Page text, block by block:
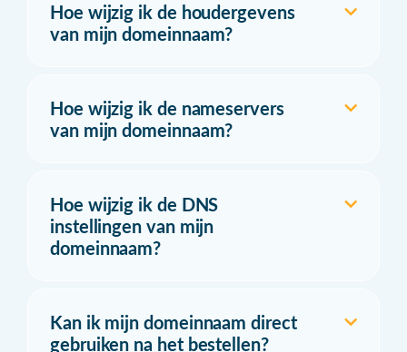
Hoe wijzig ik de houdergevens
van mijn domeinnaam?
Hoe wijzig ik de nameservers
van mijn domeinnaam?
Hoe wijzig ik de DNS
instellingen van mijn
domeinnaam?
Kan ik mijn domeinnaam direct
gebruiken na het bestellen?